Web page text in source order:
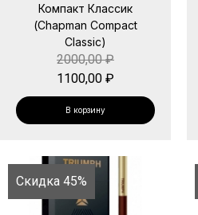
Компакт Классик
(Chapman Compact
Classic)
2000,00₽
1100,00 ₽
В корзину
Скидка 45%